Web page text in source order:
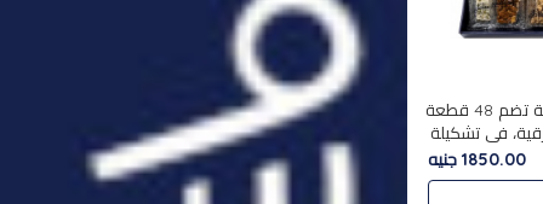
استمتع بتجربة فاخرة مع علبة تضم 48 قطعة
في تشكيلة
1850.00 جنيه